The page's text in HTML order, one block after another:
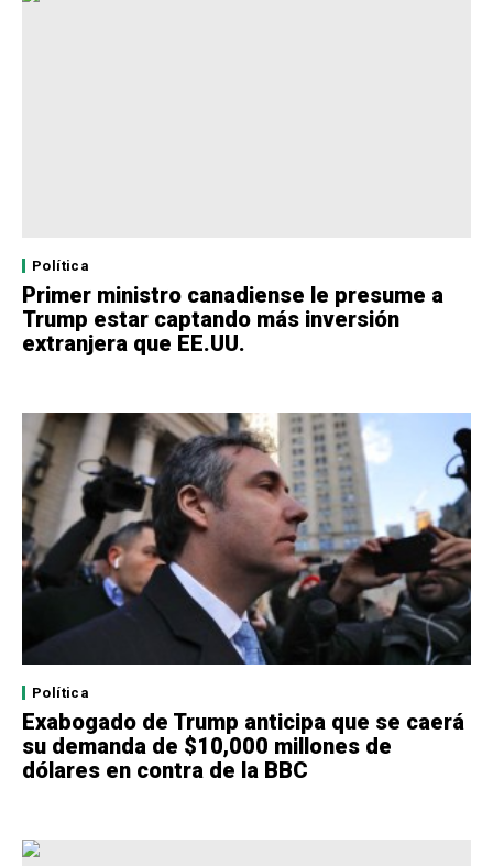
Política
Primer ministro canadiense le presume a
Trump estar captando más inversión
extranjera que EE.UU.
Política
Exabogado de Trump anticipa que se caerá
su demanda de $10,000 millones de
dólares en contra de la BBC